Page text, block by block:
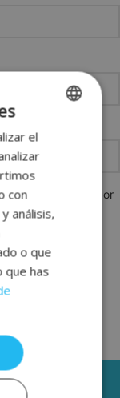
en este navegador
SPANISH
ENGLISH
GERMAN
el
con
análisis,
o que
que has